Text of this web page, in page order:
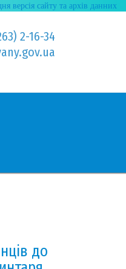
версія сайту та архів данних
2-16-34
до